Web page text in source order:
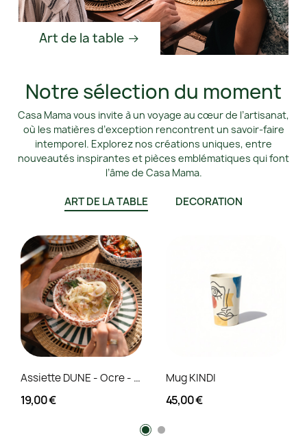
Art de la table
Notre sélection du moment
Casa Mama vous invite à un voyage au cœur de l’artisanat,
où les matières d’exception rencontrent un savoir-faire
intemporel. Explorez nos créations uniques, entre
nouveautés inspirantes et pièces emblématiques qui font
l’âme de Casa Mama.
ART DE LA TABLE DÉCORATION
Assiette DUNE - Ocre - Small
19,00 €
Mug KINDI
45,00 €